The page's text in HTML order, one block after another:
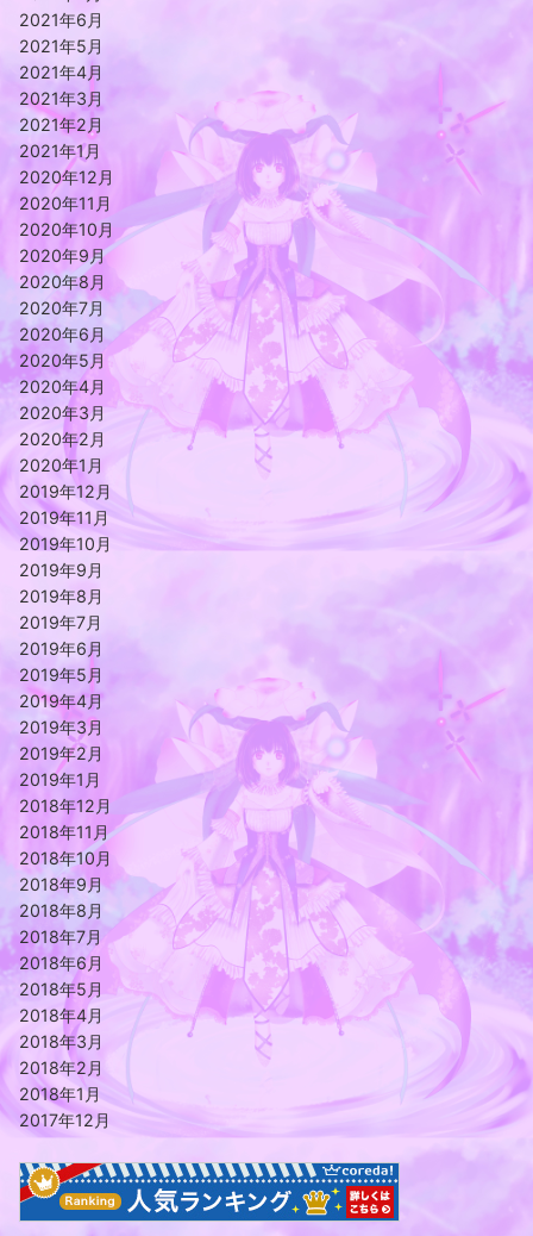
2021年6月
2021年5月
2021年4月
2021年3月
2021年2月
2021年1月
2020年12月
2020年11月
2020年10月
2020年9月
2020年8月
2020年7月
2020年6月
2020年5月
2020年4月
2020年3月
2020年2月
2020年1月
2019年12月
2019年11月
2019年10月
2019年9月
2019年8月
2019年7月
2019年6月
2019年5月
2019年4月
2019年3月
2019年2月
2019年1月
2018年12月
2018年11月
2018年10月
2018年9月
2018年8月
2018年7月
2018年6月
2018年5月
2018年4月
2018年3月
2018年2月
2018年1月
2017年12月